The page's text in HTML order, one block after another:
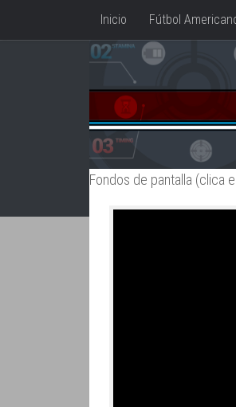
Saltar al contenido
Inicio Fútbol
Fondos de pantalla (clica